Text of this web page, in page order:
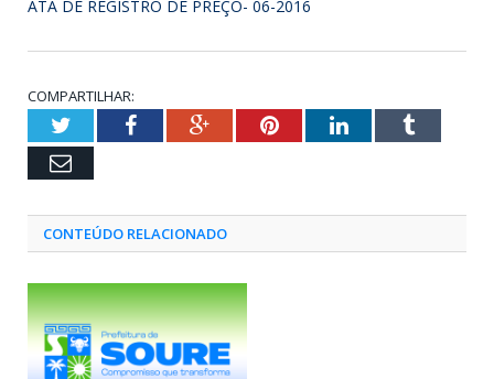
ATA DE REGISTRO DE PREÇO- 06-2016
COMPARTILHAR:
TwitterFacebookGoogle+PinterestLinkedInTumblr
Email
CONTEÚDO RELACIONADO